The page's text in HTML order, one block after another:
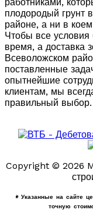
плодородый грунт
районе, а ни в
Чтобы все
время, а доставка
Всеволожском
поставленные
опытнейшие
клиентам, мы
правильный выбор.
Copyright © 2026
* Указанные на сайте
точную